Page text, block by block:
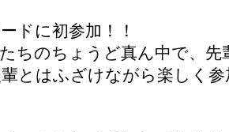
ドに初参加！！
ちのちょうど真ん中で、先
とはふざけながら楽しく